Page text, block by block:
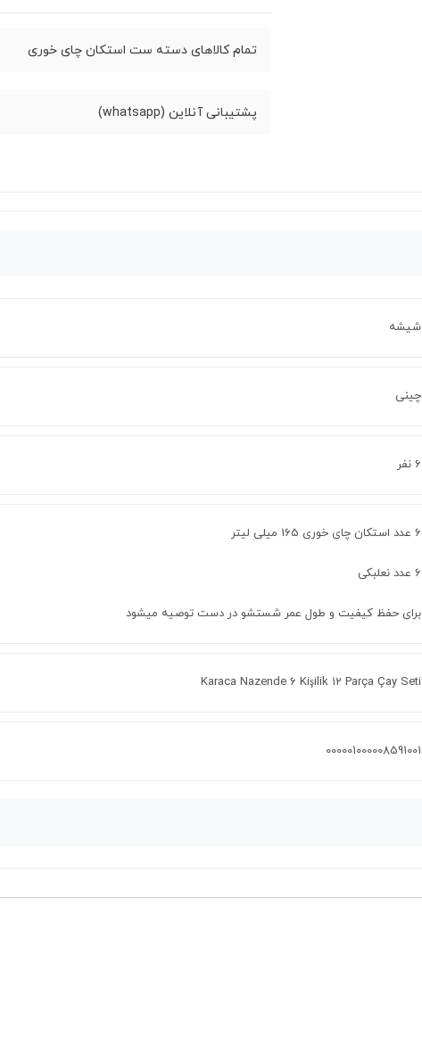
تمام کالاهای دسته ست استکان چای خوری
پشتیبانی آنلاین (whatsapp)
شیشه
چینی
6 نفر
6 عدد استکان چای خوری 165 میلی لیتر
6 عدد نعلبکی
برای حفظ کیفیت و طول عمر شستشو در دست توصیه میشود
Karaca Nazende 6 Kişilik 12 Parça Çay Seti
000001000008591001